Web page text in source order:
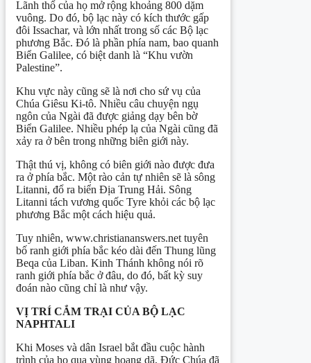
Lãnh thổ của họ mở rộng khoảng 800 dặm
vuông. Do đó, bộ lạc này có kích thước gấp
đôi Issachar, và lớn nhất trong số các Bộ lạc
phương Bắc. Đó là phần phía nam, bao quanh
Biển Galilee, có biệt danh là “Khu vườn
Palestine”.
Khu vực này cũng sẽ là nơi cho sứ vụ của
Chúa Giêsu Ki-tô. Nhiều câu chuyện ngụ
ngôn của Ngài đã được giảng dạy bên bờ
Biển Galilee. Nhiều phép lạ của Ngài cũng đã
xảy ra ở bên trong những biên giới này.
Thật thú vị, không có biên giới nào được đưa
ra ở phía bắc. Một rào cản tự nhiên sẽ là sông
Litanni, đổ ra biển Địa Trung Hải. Sông
Litanni tách vương quốc Tyre khỏi các bộ lạc
phương Bắc một cách hiệu quả.
Tuy nhiên, www.christiananswers.net tuyên
bố ranh giới phía bắc kéo dài đến Thung lũng
Beqa của Liban. Kinh Thánh không nói rõ
ranh giới phía bắc ở đâu, do đó, bất kỳ suy
đoán nào cũng chỉ là như vậy.
VỊ TRÍ CẮM TRẠI CỦA BỘ LẠC
NAPHTALI
Khi Moses và dân Israel bắt đầu cuộc hành
trình của họ qua vùng hoang dã, Đức Chúa đã